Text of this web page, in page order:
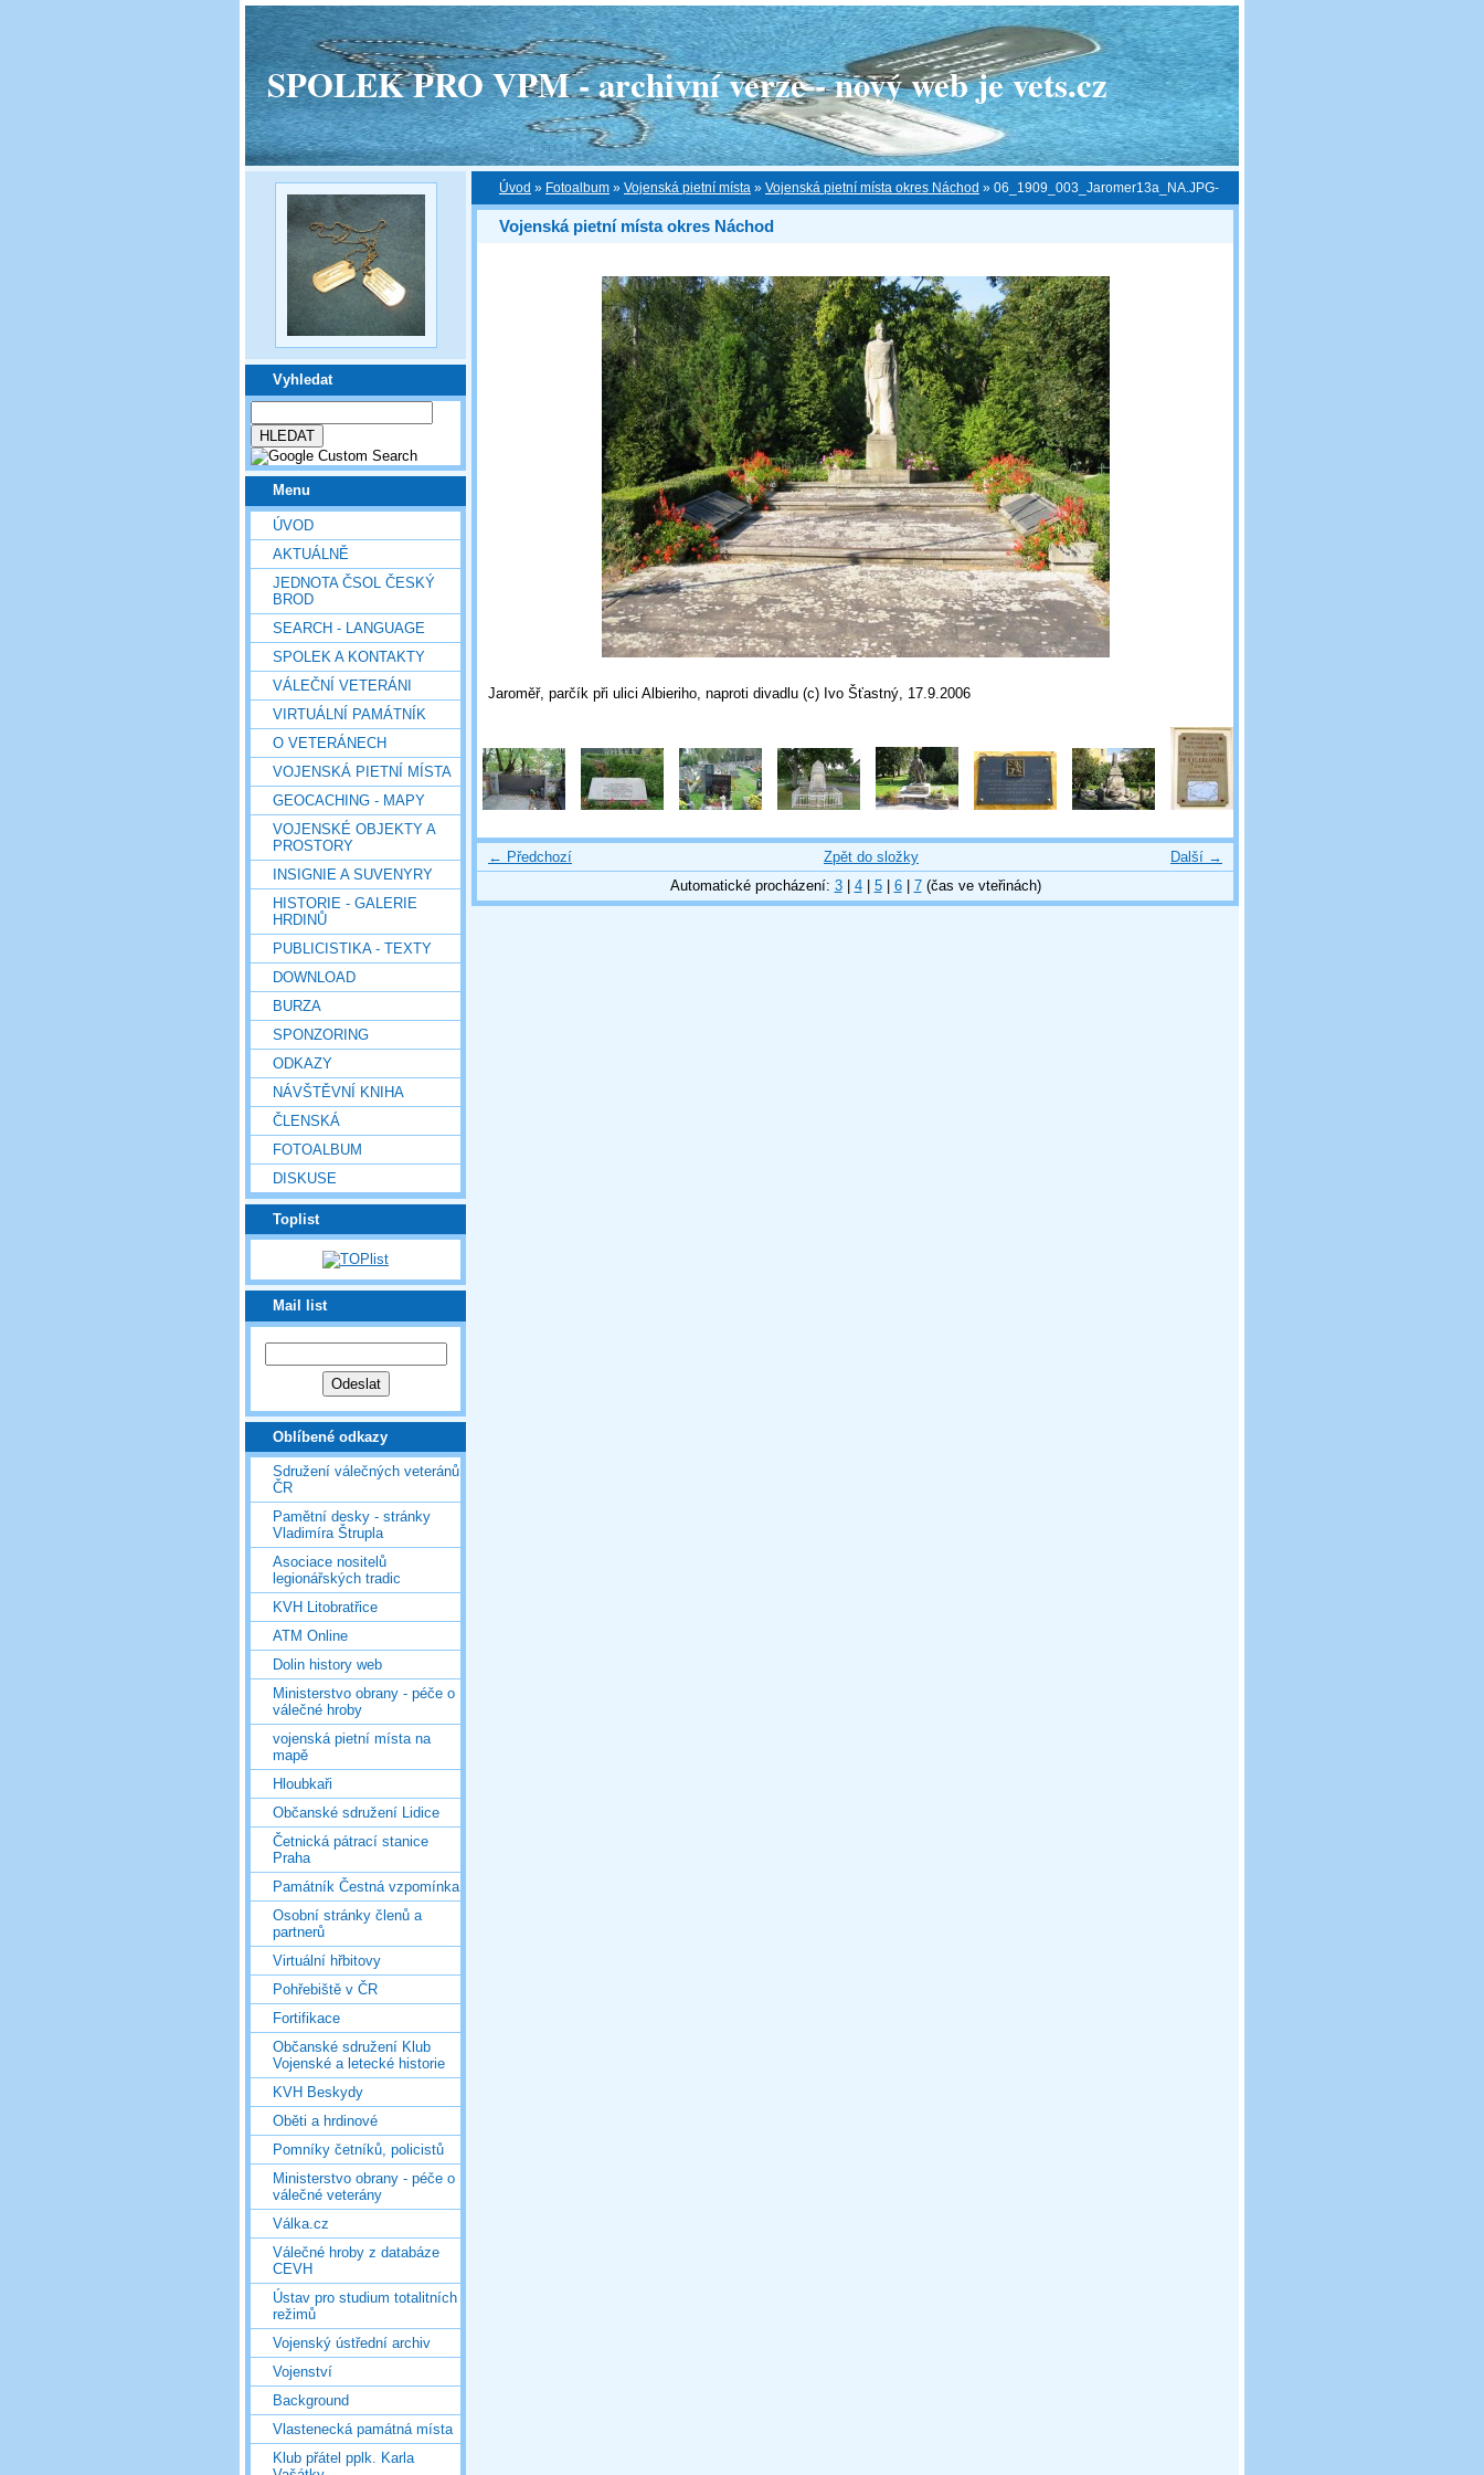
SPOLEK PRO VPM - archivní verze - nový web je vets.cz
Vyhledat
Menu
ÚVOD
AKTUÁLNĚ
JEDNOTA ČSOL ČESKÝ
BROD
SEARCH - LANGUAGE
SPOLEK A KONTAKTY
VÁLEČNÍ VETERÁNI
VIRTUÁLNÍ PAMÁTNÍK
O VETERÁNECH
VOJENSKÁ PIETNÍ MÍSTA
GEOCACHING - MAPY
VOJENSKÉ OBJEKTY A
PROSTORY
INSIGNIE A SUVENYRY
HISTORIE - GALERIE
HRDINŮ
PUBLICISTIKA - TEXTY
DOWNLOAD
BURZA
SPONZORING
ODKAZY
NÁVŠTĚVNÍ KNIHA
ČLENSKÁ
FOTOALBUM
DISKUSE
Toplist
Mail list
Oblíbené odkazy
Sdružení válečných veteránů
ČR
Pamětní desky - stránky
Vladimíra Štrupla
Asociace nositelů
legionářských tradic
KVH Litobratřice
ATM Online
Dolin history web
Ministerstvo obrany - péče o
válečné hroby
vojenská pietní místa na
mapě
Hloubkaři
Občanské sdružení Lidice
Četnická pátrací stanice
Praha
Památník Čestná vzpomínka
Osobní stránky členů a
partnerů
Virtuální hřbitovy
Pohřebiště v ČR
Fortifikace
Občanské sdružení Klub
Vojenské a letecké historie
KVH Beskydy
Oběti a hrdinové
Pomníky četníků, policistů
Ministerstvo obrany - péče o
válečné veterány
Válka.cz
Válečné hroby z databáze
CEVH
Ústav pro studium totalitních
režimů
Vojenský ústřední archiv
Vojenství
Background
Vlastenecká památná místa
Klub přátel pplk. Karla
Úvod » Fotoalbum » Vojenská pietní místa » Vojenská pietní místa okres Náchod » 06_1909_003_Jaromer13a_NA.JPG-
Vojenská pietní místa okres Náchod
Jaroměř, parčík při ulici Albieriho, naproti divadlu (c) Ivo Šťastný, 17.9.2006
← Předchozí Další →
Zpět do složky
Automatické procházení: 3| 4| 5| 6| 7(čas ve vteřinách)